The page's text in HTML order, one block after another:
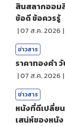
สินสลากออม
ข้อดี ข้อควรรู้
|07 ส.ค. 2026 |
ข่าวสาร
ราคาทองคํา
|07 ส.ค. 2026 |
ข่าวสาร
หนังที่ดีเปลี่ย
เสน่ห์ของหนัง